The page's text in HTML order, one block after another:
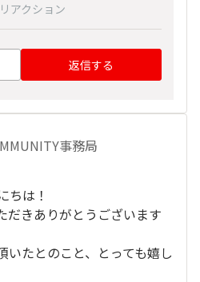
アクション
返信する
事務局
ちは！
だきありがとうございます
いたとのこと、とっても嬉し